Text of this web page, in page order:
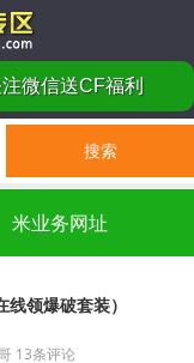
微信送CF福利
米业务网址
领爆破套装）
13条评论